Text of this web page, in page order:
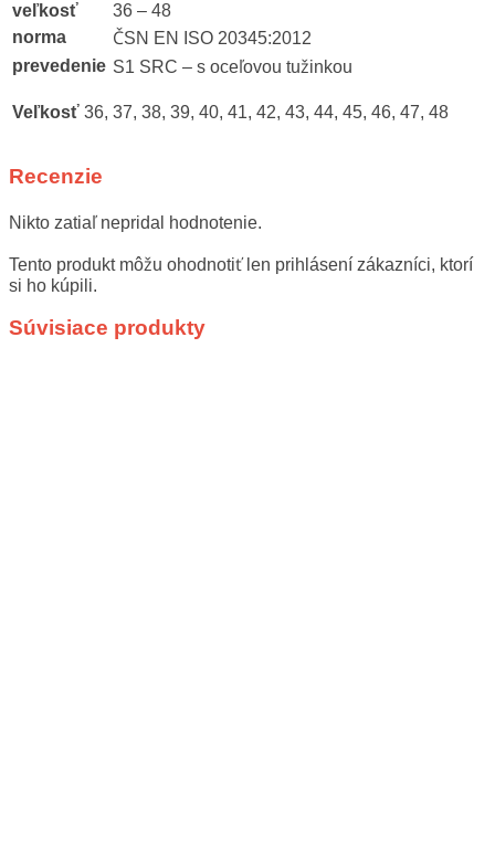
veľkosť
36 – 48
norma
ČSN EN ISO 20345:2012
prevedenie S1 SRC – s oceľovou tužinkou
Veľkosť 36, 37, 38, 39, 40, 41, 42, 43, 44, 45, 46, 47, 48
Recenzie
Nikto zatiaľ nepridal hodnotenie.
Tento produkt môžu ohodnotiť len prihlásení zákazníci, ktorí
si ho kúpili.
Súvisiace produkty